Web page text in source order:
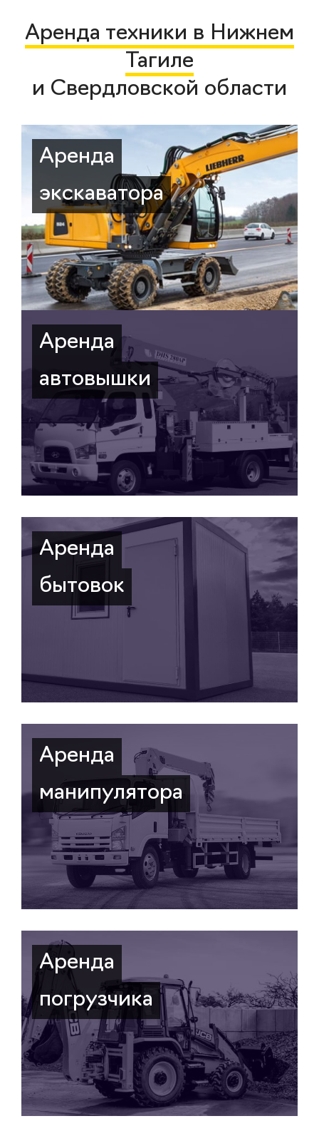
Аренда техники в Нижнем
Тагиле
и Свердловской области
Аренда
экскаватора
Аренда
автовышки
Аренда
бытовок
Аренда
манипулятора
Аренда
погрузчика